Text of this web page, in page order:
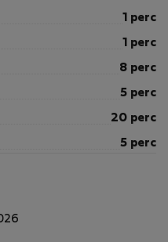
1 perc
1 perc
8 perc
5 perc
20 perc
5 perc